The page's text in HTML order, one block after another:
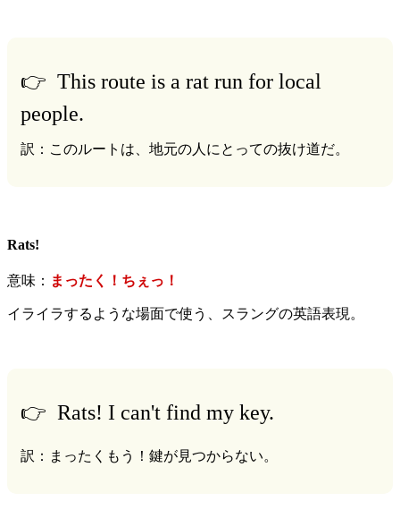
👉 This route is a rat run for local
people.
訳：このルートは、地元の人にとっての抜け道だ。
Rats!
意味： まったく！ちぇっ！
イライラするような場面で使う、スラングの英語表現。
👉 Rats! I can't find my key.
訳：まったくもう！鍵が見つからない。